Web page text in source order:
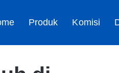
Produk Komisi